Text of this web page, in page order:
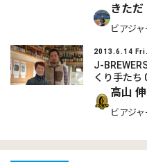
きただ
ビアジ
2013.6.14 Fri.
J-
くり手た
高山
ビアジ